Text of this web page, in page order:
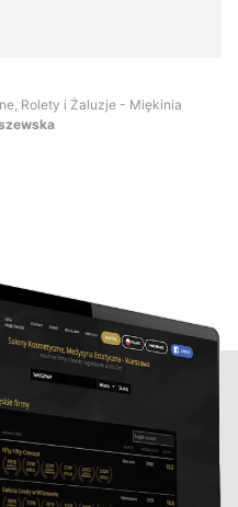
Rolety i Żaluzje - Miękinia